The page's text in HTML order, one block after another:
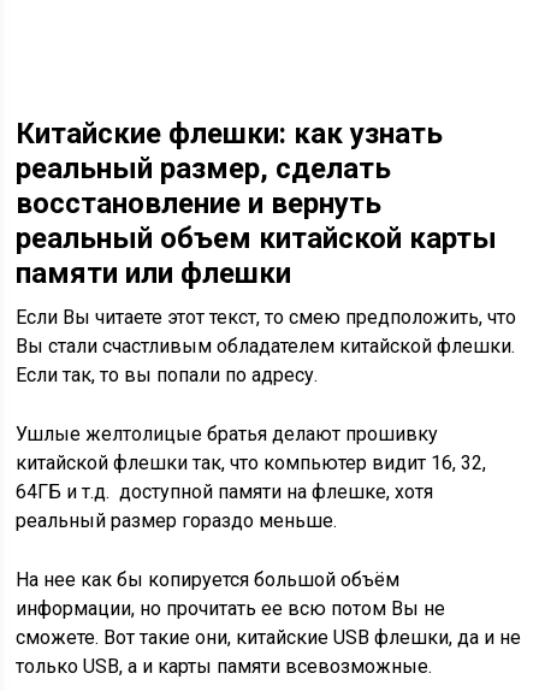
Китайские флешки: как узнать
реальный размер, сделать
восстановление и вернуть
реальный объем китайской карты
памяти или флешки
Если Вы читаете этот текст, то смею предположить, что
Вы стали счастливым обладателем китайской флешки.
Если так, то вы попали по адресу.
Ушлые желтолицые братья делают прошивку
китайской флешки так, что компьютер видит 16, 32,
64ГБ и т.д. доступной памяти на флешке, хотя
реальный размер гораздо меньше.
На нее как бы копируется большой объём
информации, но прочитать ее всю потом Вы не
сможете. Вот такие они, китайские USB флешки, да и не
только USB, а и карты памяти всевозможные.